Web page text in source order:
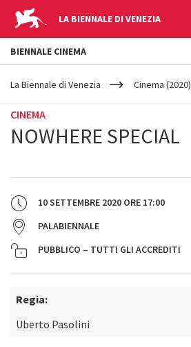
LA BIENNALE DI VENEZIA
YOUR
ARE
La Biennale di Venezia Cinema (2020)
CINEMA
NOWHERE SPECIAL
10 SETTEMBRE 2020 ORE 17:00
PALABIENNALE
PUBBLICO – TUTTI GLI ACCREDITI
Regia:
Uberto Pasolini
BIENNALE CINEMA